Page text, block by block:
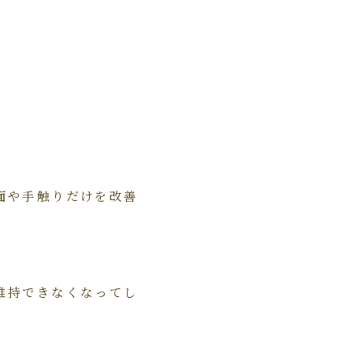
手触りだけを改善
できなくなってし